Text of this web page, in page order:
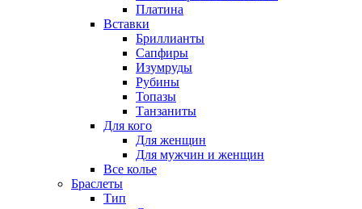
Платина
Вставки
Бриллианты
Сапфиры
Изумруды
Рубины
Топазы
Танзаниты
Для кого
Для женщин
Для мужчин и женщин
Все колье
Браслеты
Тип